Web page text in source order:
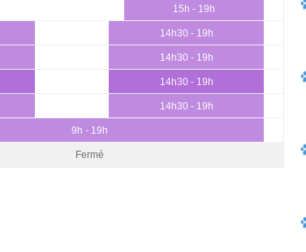
15h - 19h
14h30 - 19h
14h30 - 19h
14h30 - 19h
14h30 - 19h
9h - 19h
Fermé